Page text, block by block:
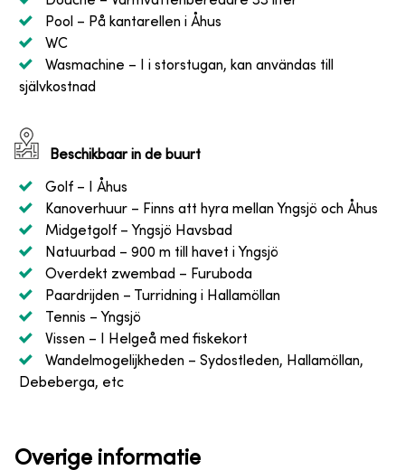
Pool – På kantarellen i Åhus
WC
Wasmachine – I i storstugan, kan användas till
självkostnad
Beschikbaar in de buurt
Golf – I Åhus
Kanoverhuur – Finns att hyra mellan Yngsjö och Åhus
Midgetgolf – Yngsjö Havsbad
Natuurbad – 900 m till havet i Yngsjö
Overdekt zwembad – Furuboda
Paardrijden – Turridning i Hallamöllan
Tennis – Yngsjö
Vissen – I Helgeå med fiskekort
Wandelmogelijkheden – Sydostleden, Hallamöllan,
Debeberga, etc
Overige informatie